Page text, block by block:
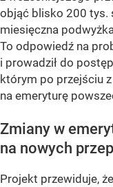
objąć blisko 200 tys.
miesięczna
To odpowiedź na
i prowadził do
którym po przejściu
na emeryturę
Zmiany w
na nowych
Projekt przewiduje,